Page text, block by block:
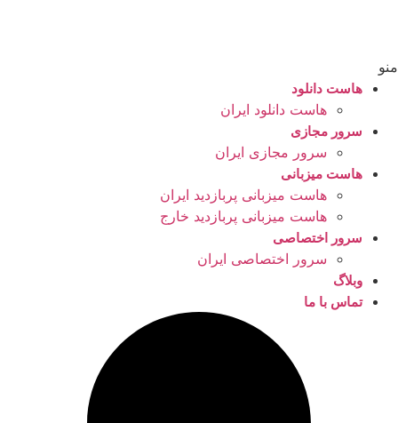
منو
هاست دانلود
هاست دانلود ایران
سرور مجازی
سرور مجازی ایران
هاست میزبانی
هاست میزبانی پربازدید ایران
هاست میزبانی پربازدید خارج
سرور اختصاصی
سرور اختصاصی ایران
وبلاگ
تماس با ما